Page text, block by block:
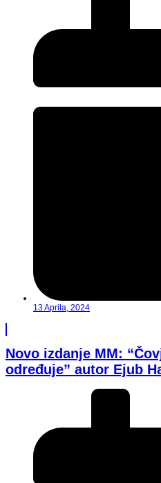
13 Aprila, 2024
Novo izdanje MM:
određuje” autor Ejub